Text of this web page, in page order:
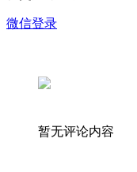
微信登录
暂无评论内容